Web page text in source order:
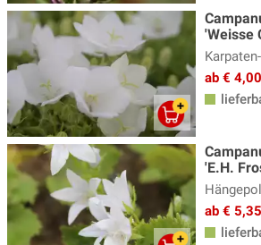
Lerchensporn(3)
Lichtnelke - Lychnis
Lilientraube(3)
Lungenkraut
Malven
Margerite -
Mohn - Papaver(6)
Mädchenauge(9)
'Weisse
ab €
'E.H.
ab €